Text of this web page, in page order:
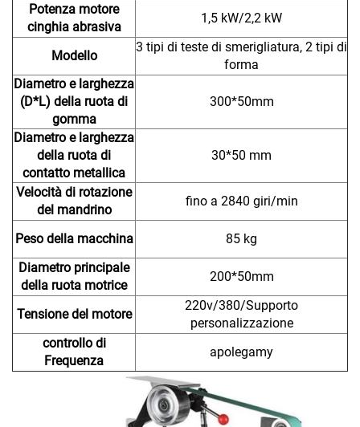
Potenza motore
cinghia abrasiva
1,5 kW/2,2 kW
Modello
3 tipi di teste di smerigliatura, 2 tipi di
forma
Diametro e larghezza
(D*L) della ruota di
gomma
300*50mm
Diametro e larghezza
della ruota di
contatto metallica
30*50 mm
Velocità di rotazione
del mandrino
fino a 2840 giri/min
Peso della macchina
85 kg
Diametro principale
della ruota motrice
200*50mm
Tensione del motore
220v/380/Supporto
personalizzazione
controllo di
Frequenza
apolegamy